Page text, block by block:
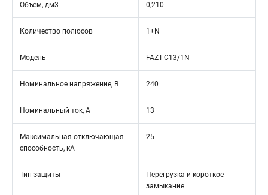
Объем, дм3 0,210
Количество полюсов 1+N
Модель FAZT-C13/1N
Номинальное напряжение, В 240
Номинальный ток, А 13
Максимальная отключающая
способность, кА
25
Тип защиты
Перегрузка и короткое
замыкание